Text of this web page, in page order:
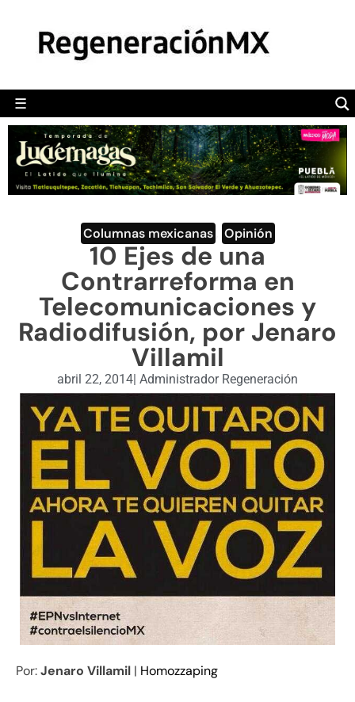
☰
POLÍTICA
CAMALEÓN
OPINIÓN
DEPORTES
ENGLISH SECTION
VIDEOS
Columnas mexicanas Opinión
10 Ejes de una
Contrarreforma en
Telecomunicaciones y
Radiodifusión, por Jenaro
Villamil
abril 22, 2014| Administrador Regeneración
Por:Jenaro Villamil | Homozzaping